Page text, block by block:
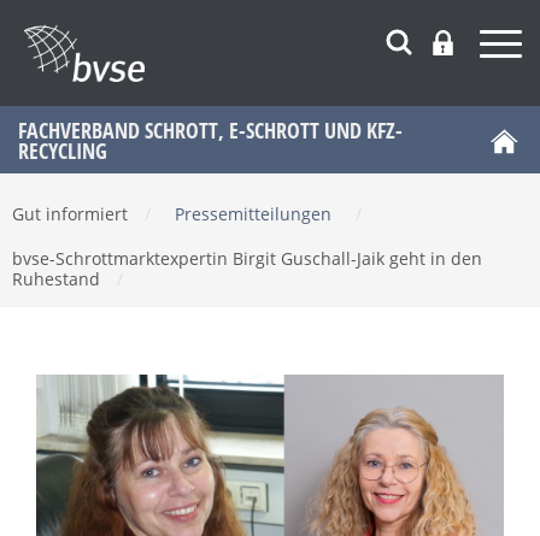
FACHVERBAND SCHROTT, E-SCHROTT UND KFZ-
RECYCLING
Gut informiert Pressemitteilungen
bvse-Schrottmarktexpertin Birgit Guschall-Jaik geht in den
Ruhestand